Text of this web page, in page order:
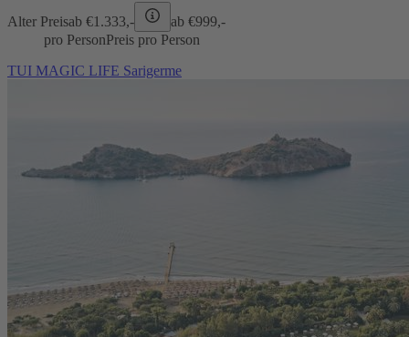
Alter Preisab €1.333,- ab €999,-
pro PersonPreis pro Person
TUI MAGIC LIFE Sarigerme